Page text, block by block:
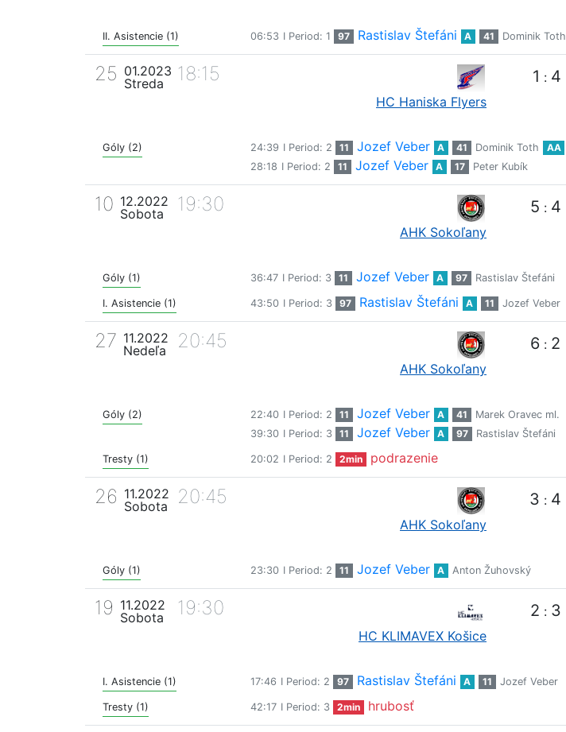
II. Asistencie (1) 06:53 I Period: 1 97 Rastislav Štefáni A 41 Dominik Toth
25 01.2023
Streda
18:15
HC Haniska Flyers
1 : 4
Góly (2) 24:39 I Period: 2 11 Jozef Veber A 41 Dominik Toth AA
28:18 I Period: 2 11 Jozef Veber A 17 Peter Kubík
10 12.2022
Sobota
19:30
AHK Sokoľany
5 : 4
Góly (1) 36:47 I Period: 3 11 Jozef Veber A 97 Rastislav Štefáni
I. Asistencie (1) 43:50 I Period: 3 97 Rastislav Štefáni A 11 Jozef Veber
27 11.2022
Nedeľa
20:45
AHK Sokoľany
6 : 2
Góly (2) 22:40 I Period: 2 11 Jozef Veber A 41
Marek Oravec ml.
39:30 I Period: 3 11 Jozef Veber A 97 Rastislav Štefáni
Tresty (1) 20:02 I Period: 2 2min podrazenie
26 11.2022
Sobota
20:45
AHK Sokoľany
3 : 4
Góly (1) 23:30 I Period: 2 11 Jozef Veber A Anton Žuhovský
19 11.2022
Sobota
19:30
HC KLIMAVEX Košice
2 : 3
I. Asistencie (1) 17:46 I Period: 2 97 Rastislav Štefáni A 11 Jozef Veber
Tresty (1) 42:17 I Period: 3 2min hrubosť